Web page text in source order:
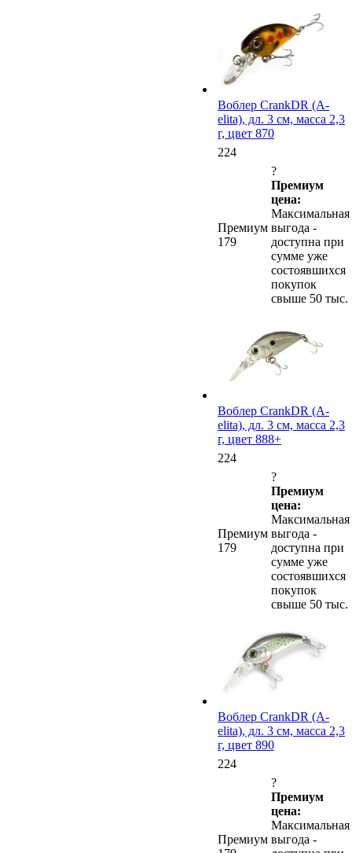
Воблер CrankDR (A-
elita), дл. 3 см, масса 2,3
г, цвет 870
224
Премиум
179
?
Премиум
цена:
Максимальная
выгода -
доступна при
сумме уже
состоявшихся
покупок
свыше 50 тыс.
Воблер CrankDR (A-
elita), дл. 3 см, масса 2,3
г, цвет 888+
224
Премиум
179
?
Премиум
цена:
Максимальная
выгода -
доступна при
сумме уже
состоявшихся
покупок
свыше 50 тыс.
Воблер CrankDR (A-
elita), дл. 3 см, масса 2,3
г, цвет 890
224
Премиум
?
Премиум
цена:
Максимальная
выгода -